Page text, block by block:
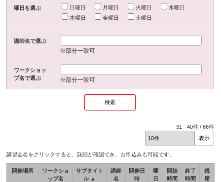
曜日を選ぶ 日曜日 月曜日 火曜日
水曜日
木曜日
金曜日 土曜日
講師名で選ぶ
※部分一致可
ワークショッ
プ名で選ぶ
※部分一致可
31 -40件 /66件
講習会名をクリックすると、詳細が確認でき、お申込みも可能です。
開催場所
ワークショ
ップ名
サブタイト
ル ▲
講師
名
開催日
時
曜
日
開始
時間
終了
時間
残
席